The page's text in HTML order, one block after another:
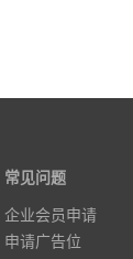
常见问题
企业会员申请
申请广告位